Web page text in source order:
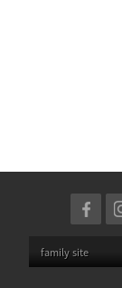
family site